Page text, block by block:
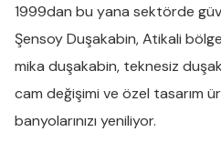
1999dan bu yana sektörde
Şensoy Duşakabin,Atikali
mika duşakabin, teknesiz
cam değişimi ve özel tasarım
banyolarınızı yeniliyor.